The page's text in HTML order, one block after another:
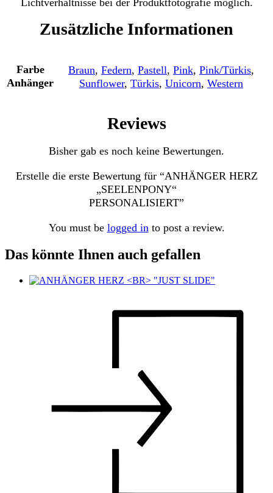
Zusätzliche Informationen
Farbe
Anhänger
Braun, Federn, Pastell, Pink, Pink/Türkis,
Sunflower, Türkis, Unicorn, Western
Reviews
Bisher gab es noch keine Bewertungen.
Erstelle die erste Bewertung für “ANHÄNGER HERZ
„SEELENPONY“
PERSONALISIERT”
You must be logged in to post a review.
Das könnte Ihnen auch gefallen